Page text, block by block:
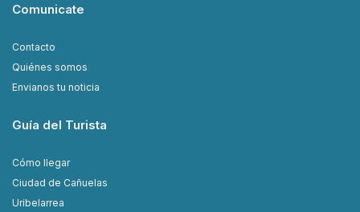
Comunicate
Contacto
Quiénes somos
Envianos tu noticia
Guía del Turista
Cómo llegar
Ciudad de Cañuelas
Uribelarrea